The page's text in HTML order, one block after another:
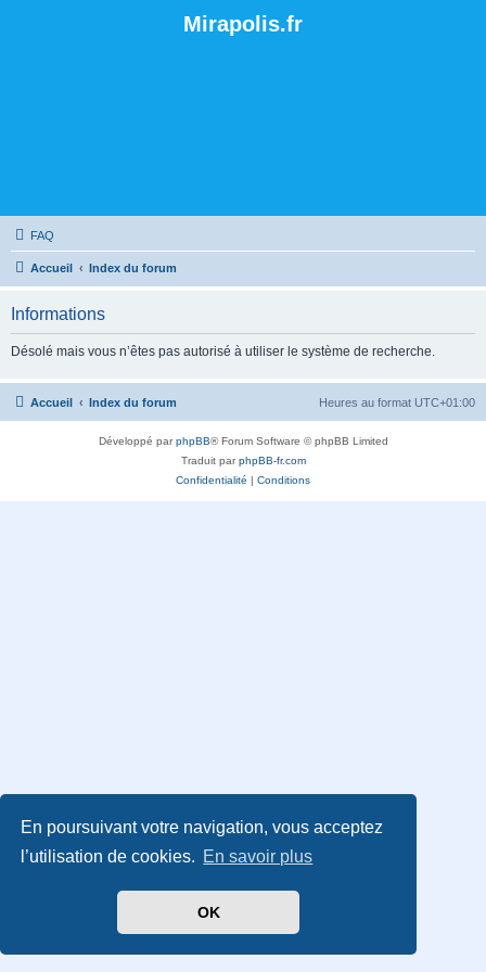
En poursuivant votre navigation, vous acceptez
l’utilisation de cookies. En savoir plus
OK
Mirapolis.fr
FAQ
Accueil Index du forum
Informations
Désolé mais vous n’êtes pas autorisé à utiliser le système de recherche.
Accueil Index du forum Heures au format UTC+01:00
Développé parphpBB® Forum Software © phpBB Limited
Traduit parphpBB-fr.com
Confidentialité | Conditions